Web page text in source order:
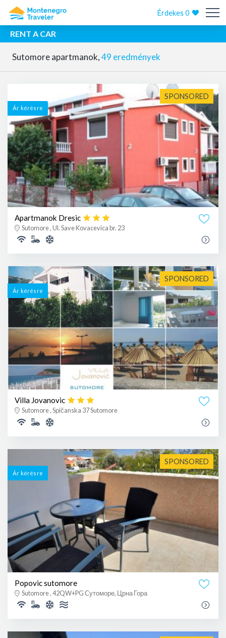
Érdekes0
RENT A CAR
Sutomore apartmanok,49 eredmények
SPONSORED
Ár kérésre
Apartmanok Dresic
Sutomore , Ul. Save Kovacevica br. 23
SPONSORED
Ár kérésre
Villa Jovanovic
Sutomore , Spičanska 37 Sutomore
SPONSORED
Ár kérésre
Popovic sutomore
Sutomore , 42QW+PG Сутоморе, Црна Гора